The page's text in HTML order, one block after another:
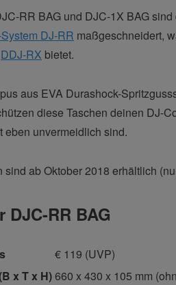
RR BAG und DJC-1X BAG
DJ-RR maßgeschneidert,
DDJ-RX bietet.
aus EVA Durashock-
diese Taschen deinen DJ-
eben unvermeidlich sind.
sind ab Oktober 2018 erhältlich
DJC-RR BAG
€ 119 (UVP)
x T x H)660 x 430 x 105 mm